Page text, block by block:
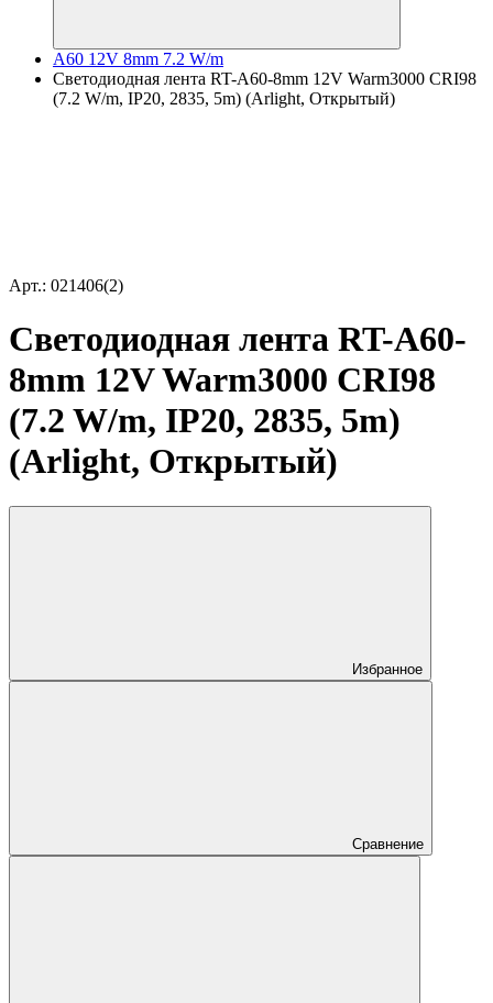
A60 12V 8mm 7.2 W/m
Светодиодная лента RT-A60-8mm 12V Warm3000 CRI98
(7.2 W/m, IP20, 2835, 5m) (Arlight, Открытый)
Арт.: 021406(2)
Светодиодная лента RT-A60-
8mm 12V Warm3000 CRI98
(7.2 W/m, IP20, 2835, 5m)
(Arlight, Открытый)
Избранное
Сравнение